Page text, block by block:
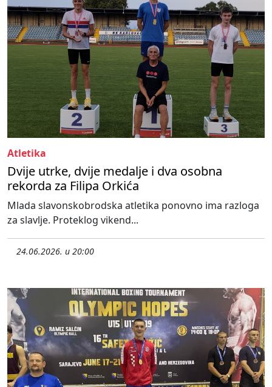
Atletika
Dvije utrke, dvije medalje i dva osobna
rekorda za Filipa Orkića
Mlada slavonskobrodska atletika ponovno ima razloga
za slavlje. Proteklog vikend...
24.06.2026. u 20:00